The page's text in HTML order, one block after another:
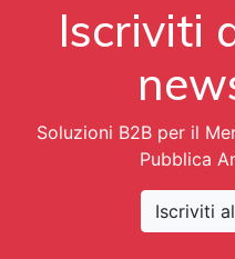
Iscriviti
Soluzioni B2B per il
Pubblica
Iscriviti